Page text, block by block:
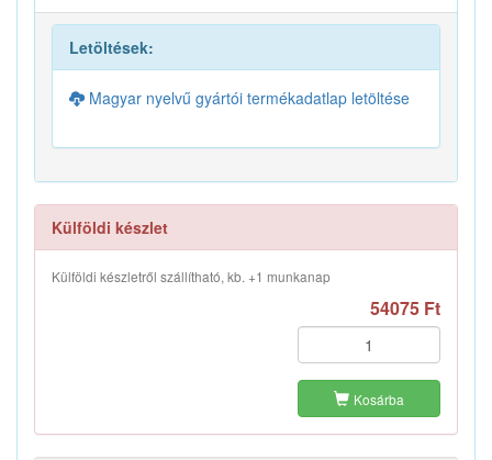
Letöltések:
Magyar nyelvű gyártói termékadatlap letöltése
Külföldi készlet
Külföldi készletről szállítható, kb. +1 munkanap
54075 Ft
Kosárba